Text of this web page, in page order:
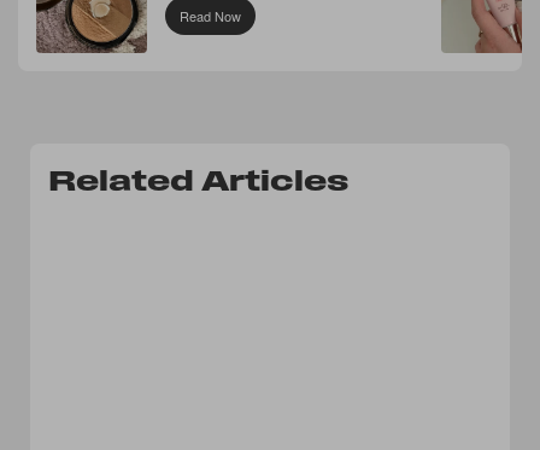
Read Now
Related Articles